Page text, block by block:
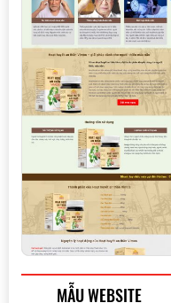
MẪU WEBSITE